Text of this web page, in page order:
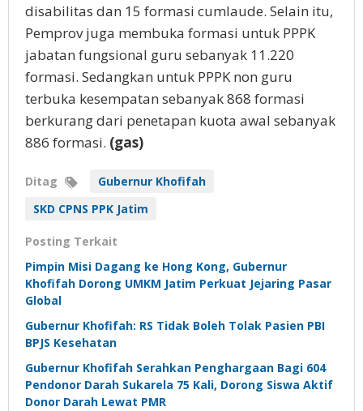
disabilitas dan 15 formasi cumlaude. Selain itu,
Pemprov juga membuka formasi untuk PPPK
jabatan fungsional guru sebanyak 11.220
formasi. Sedangkan untuk PPPK non guru
terbuka kesempatan sebanyak 868 formasi
berkurang dari penetapan kuota awal sebanyak
886 formasi. (gas)
Ditag
Gubernur Khofifah
SKD CPNS PPK Jatim
Posting Terkait
Pimpin Misi Dagang ke Hong Kong, Gubernur
Khofifah Dorong UMKM Jatim Perkuat Jejaring Pasar
Global
Gubernur Khofifah: RS Tidak Boleh Tolak Pasien PBI
BPJS Kesehatan
Gubernur Khofifah Serahkan Penghargaan Bagi 604
Pendonor Darah Sukarela 75 Kali, Dorong Siswa Aktif
Donor Darah Lewat PMR